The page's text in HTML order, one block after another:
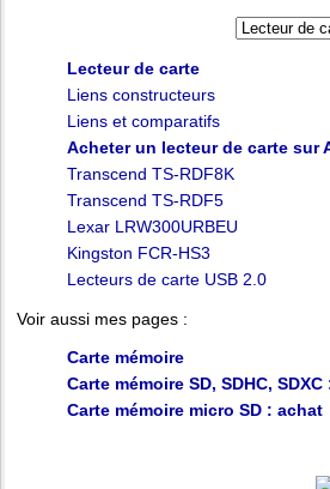
Lecteur de carte
Liens constructeurs
Liens et comparatifs
Acheter un lecteur de carte sur
Transcend TS-RDF8K
Transcend TS-RDF5
Lexar LRW300URBEU
Kingston FCR-HS3
Lecteurs de carte USB 2.0
Voir aussi mes pages :
Carte mémoire
Carte mémoire SD, SDHC,
Carte mémoire micro SD : achat